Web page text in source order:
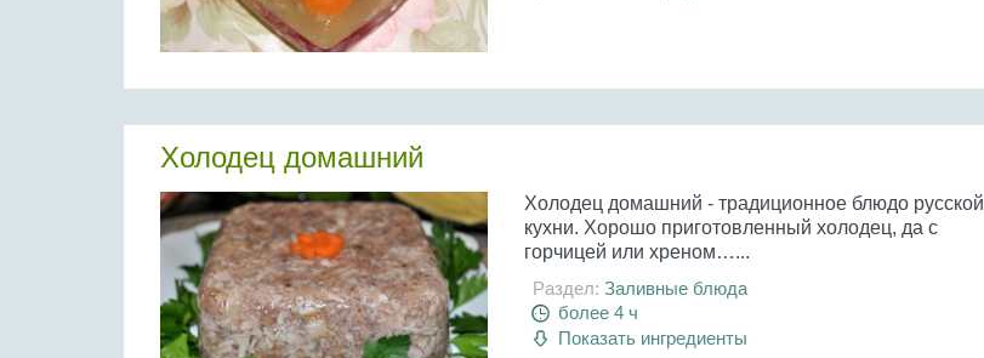
Холодец домашний
Холодец домашний - традиционное блюдо русской
кухни. Хорошо приготовленный холодец, да с
горчицей или хреном…...
Раздел: Заливные блюда
более 4 ч
Показать ингредиенты